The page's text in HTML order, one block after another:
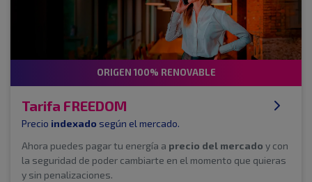
ORIGEN 100% RENOVABLE
Tarifa FREEDOM
Precio indexado según el mercado.
Ahora puedes pagar tu energía a precio del mercado y con
la seguridad de poder cambiarte en el momento que quieras
y sin penalizaciones.